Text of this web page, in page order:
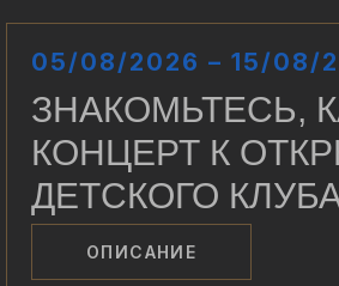
05/08/2026 – 15/08/
ЗНАКОМЬТЕСЬ,
КОНЦЕРТ К
ДЕТСКОГО
ОПИСАНИЕ